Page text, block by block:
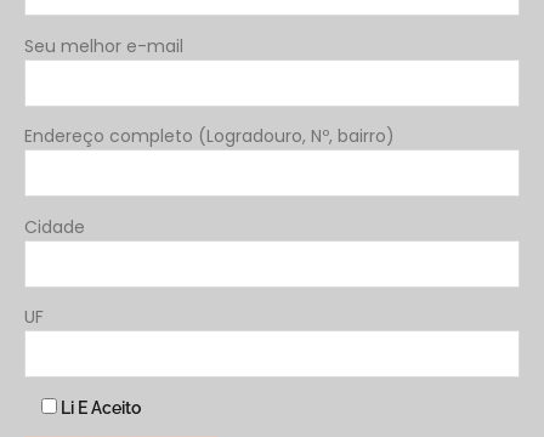
Seu melhor e-mail
Endereço completo (Logradouro, Nº, bairro)
Cidade
UF
Li E Aceito